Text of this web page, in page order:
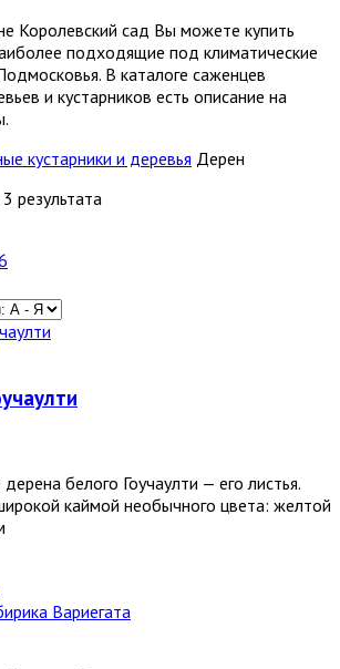
Королевский сад Вы можете купить
подходящие под климатические
В каталоге саженцев
и кустарников есть описание на
кустарники и деревья Дерен
результата
белого Гоучаулти — его листья.
каймой необычного цвета: желтой